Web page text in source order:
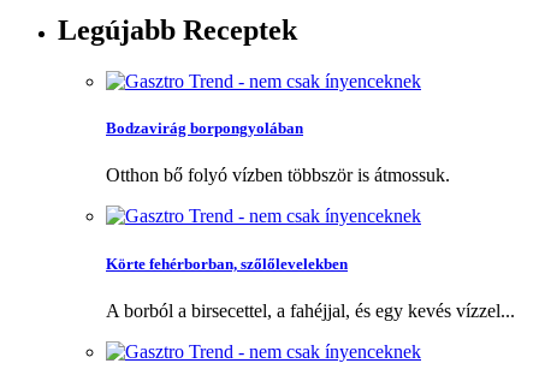
Legújabb Receptek
Bodzavirág borpongyolában
Otthon bő folyó vízben többször is átmossuk.
Körte fehérborban, szőlőlevelekben
A borból a birsecettel, a fahéjjal, és egy kevés vízzel...